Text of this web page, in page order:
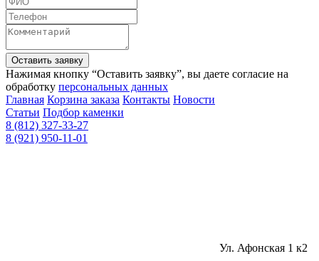
Оставить заявку
Нажимая кнопку “Оставить заявку”, вы даете согласие на
обработку персональных данных
Главная Корзина заказа Контакты Новости
Статьи Подбор каменки
8 (812) 327-33-27
8 (921) 950-11-01
Ул. Афонская 1 к2